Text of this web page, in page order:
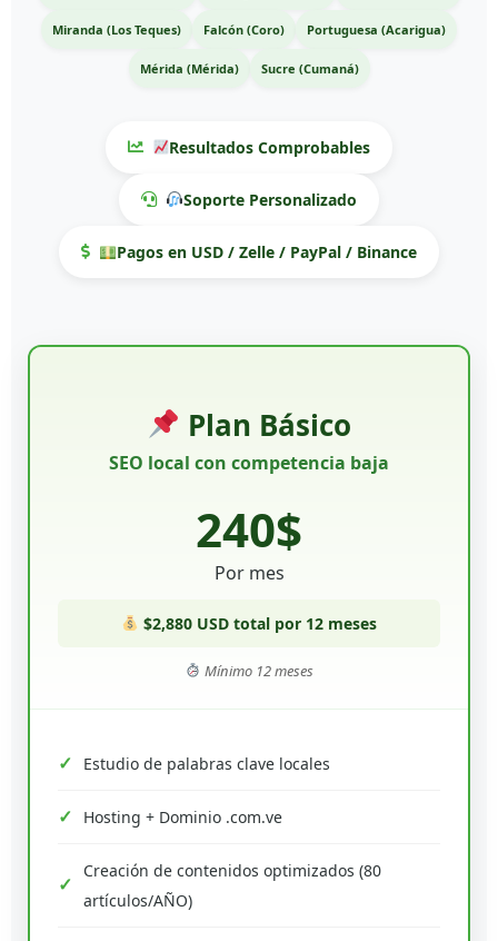
Miranda (Los Teques) Falcón (Coro) Portuguesa (Acarigua)
Mérida (Mérida) Sucre (Cumaná)
Resultados Comprobables
Soporte Personalizado
Pagos en USD / Zelle / PayPal / Binance
Plan Básico
SEO local con competencia baja
240$
Por mes
$2,880 USD total por 12 meses
Mínimo 12 meses
Estudio de palabras clave locales
Hosting + Dominio .com.ve
Creación de contenidos optimizados (80
artículos/AÑO)